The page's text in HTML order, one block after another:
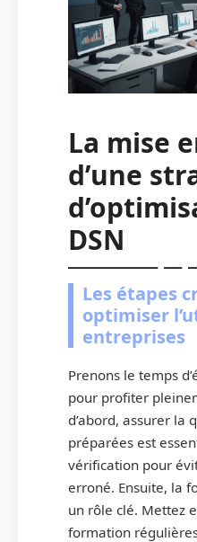
La mise
d’une
DSN
Les étapes
optimiser
entreprises
Prenons le temps
pour profiter
d’abord, assurer la
préparées est
vérification pour
erroné. Ensuite, la
un rôle clé. Mettez
formation